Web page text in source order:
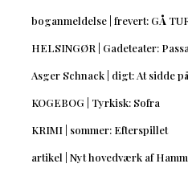
boganmeldelse | frevert: GÅ
HELSINGØR | Gadeteater:
Asger Schnack | digt: At sidde
KOGEBOG | Tyrkisk: Sofra
KRIMI | sommer: Efterspillet
artikel | Nyt hovedværk af